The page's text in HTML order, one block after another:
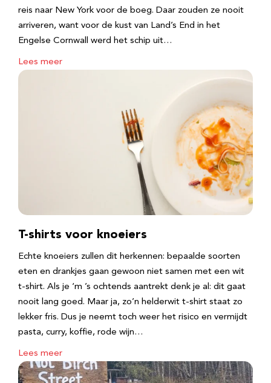
reis naar New York voor de boeg. Daar zouden ze nooit
arriveren, want voor de kust van Land’s End in het
Engelse Cornwall werd het schip uit…
Lees meer
T-shirts voor knoeiers
Echte knoeiers zullen dit herkennen: bepaalde soorten
eten en drankjes gaan gewoon niet samen met een wit
t-shirt. Als je ‘m ’s ochtends aantrekt denk je al: dit gaat
nooit lang goed. Maar ja, zo’n helderwit t-shirt staat zo
lekker fris. Dus je neemt toch weer het risico en vermijdt
pasta, curry, koffie, rode wijn…
Lees meer